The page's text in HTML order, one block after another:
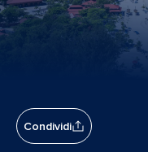
Condividi